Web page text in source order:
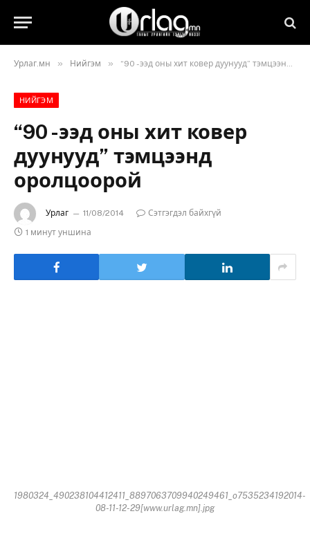
Урлаг.мн » Нийгэм » “90 -ээд оны хит ковер дуунууд” тэмцээнд оролцоорой
НИЙГЭМ
“90 -ээд оны хит ковер
дуунууд” тэмцээнд
оролцоорой
Урлаг 11/08/2014
Сэтгэгдэл байхгүй
1 минут уншина
1980324_490238104412411_8897063709940249461_o7535234192014-
08-11-12-29[www.urlag.mn].jpg